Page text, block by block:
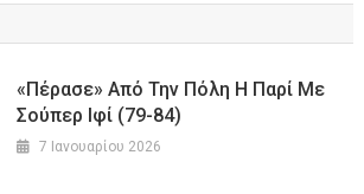
«Πέρασε» Από Την Πόλη Η Παρί Με
Σούπερ Ιφί (79-84)
7 Ιανουαρίου 2026